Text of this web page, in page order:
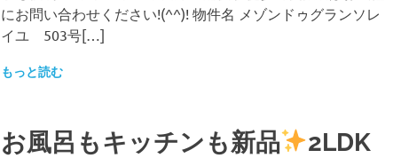
にお問い合わせください!(^^)! 物件名 メゾンドゥグランソレ
イユ 503号[…]
もっと読む
お風呂もキッチンも新品
2LDK